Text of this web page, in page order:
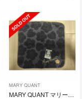
MARY QUANT
MARY QUANT マリークワント ハンドタオル(新品・未使用)